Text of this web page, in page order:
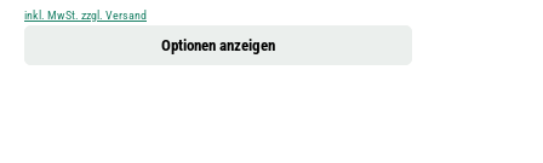
inkl. MwSt. zzgl. Versand
Optionen anzeigen